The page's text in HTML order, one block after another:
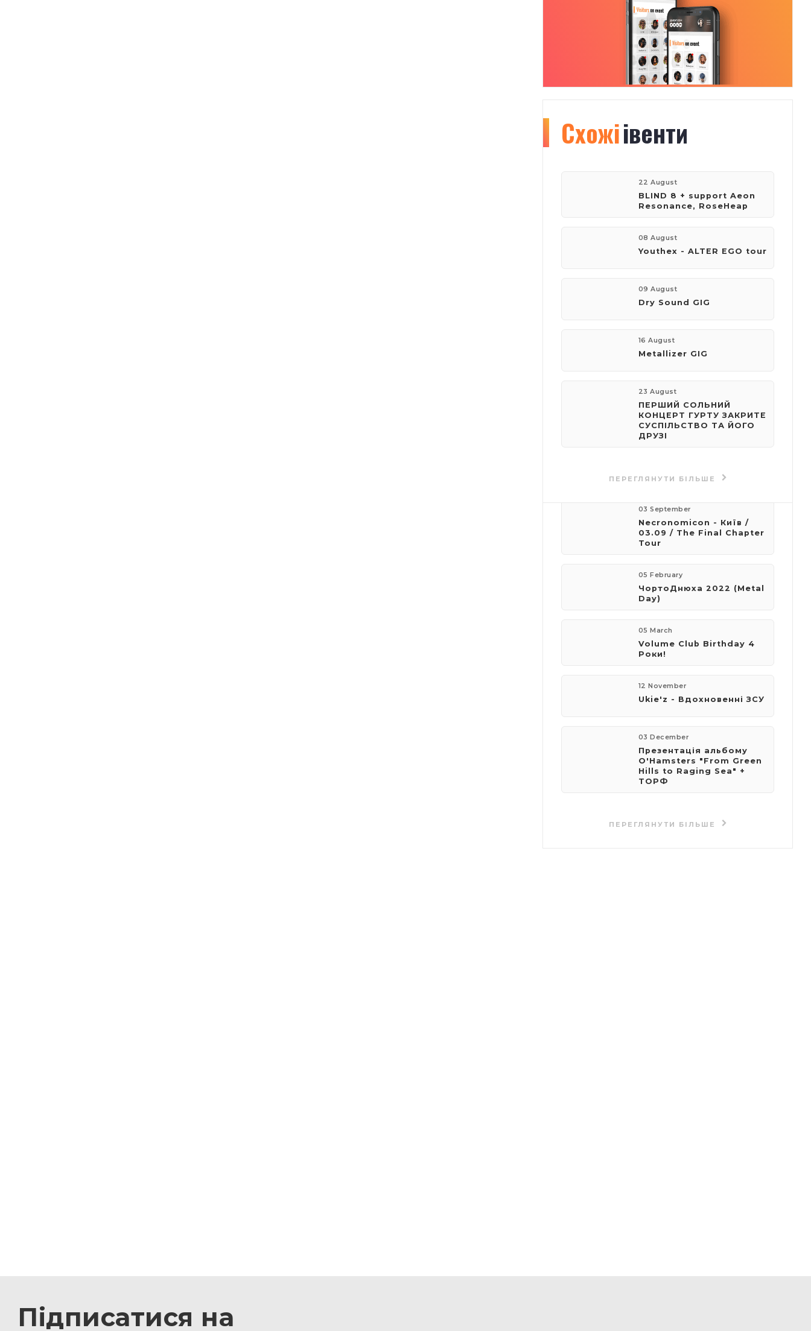
Organizerinfo
193
телефон:
пошта:
03 September
Necronomicon - Київ /
03.09 / The Final Chapter
Tour
05 February
​ЧортоДнюха 2022 (Metal
Day)
05 March
Volume Club Birthday 4
Роки!
12 November
Ukie'z - Вдохновенні ЗСУ
03 December
Презентація альбому
O'Hamsters "From Green
Hills to Raging Sea" +
ТОРФ
ПЕРЕГЛЯНУТИ БІЛЬШЕ
Схожіівенти
22 August
BLIND 8 + support Aeon
Resonance, RoseHeap
08 August
Youthex - ALTER EGO tour
09 August
Dry Sound GIG
16 August
Metallizer GIG
23 August
ПЕРШИЙ СОЛЬНИЙ
КОНЦЕРТ ГУРТУ ЗАКРИТЕ
СУСПІЛЬСТВО ТА ЙОГО
ДРУЗІ
ПЕРЕГЛЯНУТИ БІЛЬШЕ
Підписатися на